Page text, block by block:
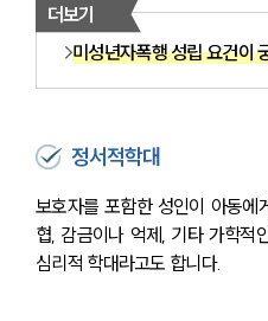
더보기
미성년자폭행 성립 요건이
정서적학대
보호자를 포함한 성인이 아동에
협, 감금이나 억제, 기타 가학적
심리적 학대라고도 합니다.